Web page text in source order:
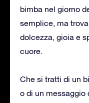
bimba nel giorno
semplice, ma
dolcezza, gioia e
cuore.
Che si tratti di un
o di un messaggio